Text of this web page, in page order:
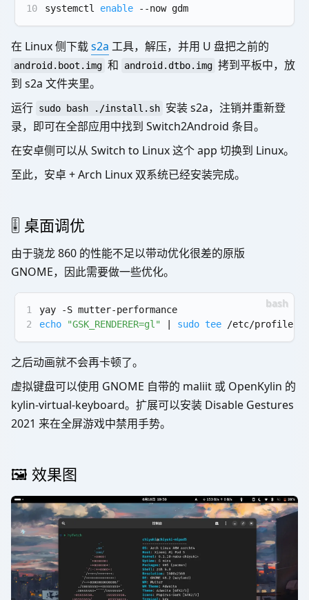
10
systemctl enable --now gdm
在 Linux 侧下载s2a 工具，解压，并用 U 盘把之前的
android.boot.img 和 android.dtbo.img 拷到平板中，放
到 s2a 文件夹里。
运行 sudo bash ./install.sh 安装 s2a，注销并重新登
录，即可在全部应用中找到 Switch2Android 条目。
在安卓侧可以从 Switch to Linux 这个 app 切换到 Linux。
至此，安卓 + Arch Linux 双系统已经安装完成。
🎚️ 桌面调优
由于骁龙 860 的性能不足以带动优化很差的原版
GNOME，因此需要做一些优化。
1
2
yay -S mutter-performance
echo
"GSK_RENDERER=gl" sudo tee /etc/profile.d/
之后动画就不会再卡顿了。
虚拟键盘可以使用 GNOME 自带的 maliit 或 OpenKylin 的
kylin-virtual-keyboard。扩展可以安装 Disable Gestures
2021 来在全屏游戏中禁用手势。
🖼️ 效果图